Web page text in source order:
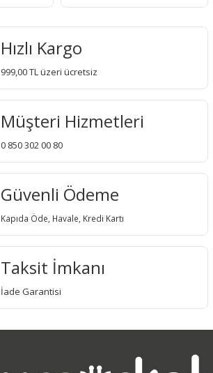
Hızlı Kargo
999,00 TL üzeri ücretsiz
Müşteri Hizmetleri
0 850 302 00 80
Güvenli Ödeme
Kapıda Öde, Havale, Kredi Kartı
Taksit İmkanı
İade Garantisi